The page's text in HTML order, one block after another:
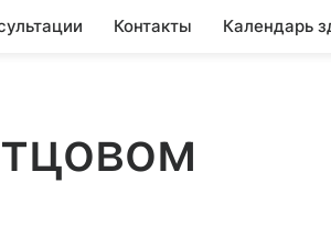
Контакты Календарь